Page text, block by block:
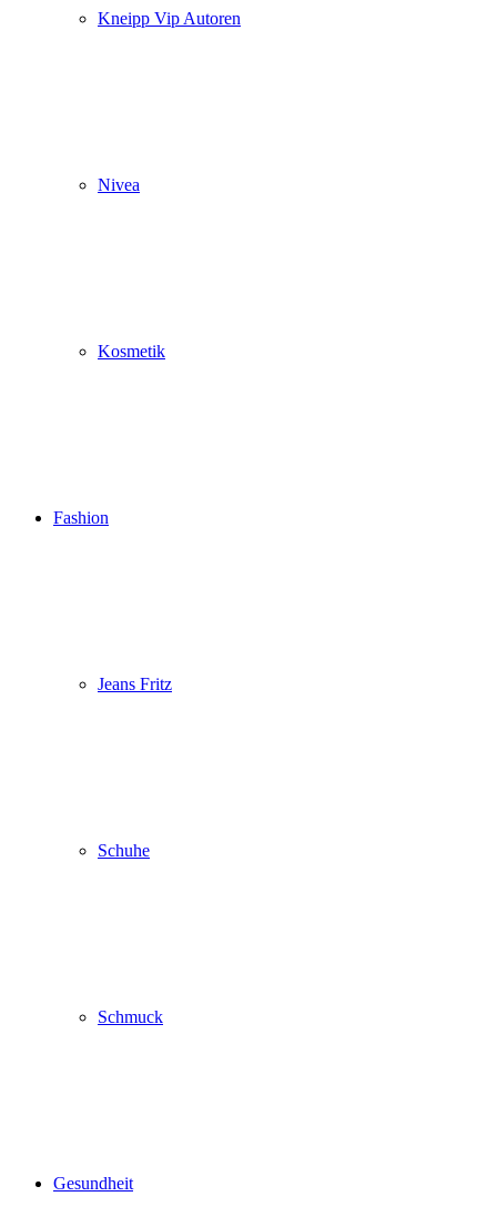
Kneipp Vip Autoren
Nivea
Kosmetik
Fashion
Jeans Fritz
Schuhe
Schmuck
Gesundheit